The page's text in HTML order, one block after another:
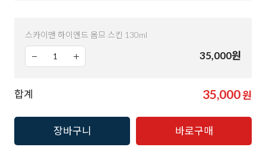
스카이맨 하이엔드 옴므 스킨 130ml
35,000원
합계 35,000원
장바구니 바로구매